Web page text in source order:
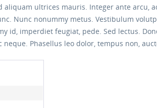
ultrices mauris. Integer ante arcu,
Nunc nonummy metus. Vestibulum
id, imperdiet feugiat, pede. Sed lectus.
Phasellus leo dolor, tempus non,